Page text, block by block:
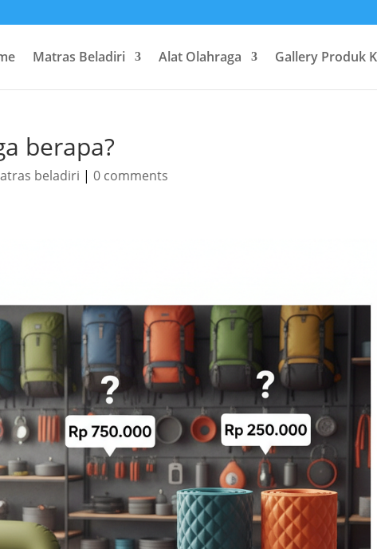
Matras Beladiri Alat Olahraga Gallery Produk
berapa?
beladiri |0 comments